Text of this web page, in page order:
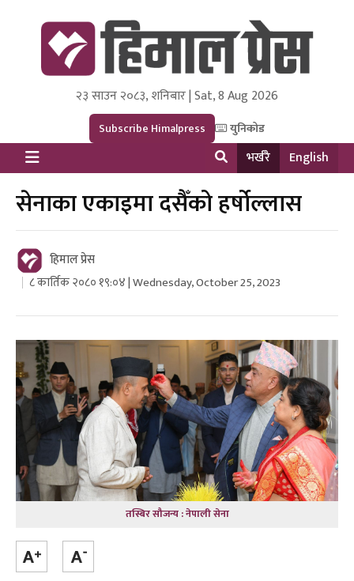
Himal Press
Dot NewsyNepal Media and Research Pvt Ltd.
२३ साउन २०८३, शनिबार | Sat, 8 Aug 2026
Subscribe Himalpress युनिकोड
भर्खरै English
सेनाका एकाइमा दसैँको हर्षोल्लास
हिमाल प्रेस
८ कार्तिक २०८० १९:०४ | Wednesday, October 25, 2023
तस्बिर सौजन्य : नेपाली सेना